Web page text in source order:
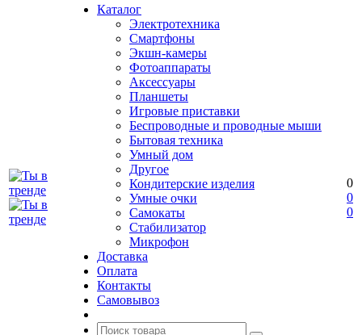
Каталог
Электротехника
Смартфоны
Экшн-камеры
Фотоаппараты
Аксессуары
Планшеты
Игровые приставки
Беспроводные и проводные мыши
Бытовая техника
Умный дом
Другое
Кондитерские изделия
Умные очки
Самокаты
Стабилизатор
Микрофон
Доставка
Оплата
Контакты
Самовывоз
0
0
0